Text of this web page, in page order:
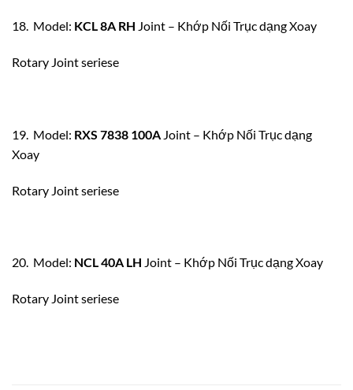
18. Model: KCL 8A RH Joint – Khớp Nối Trục dạng Xoay
Rotary Joint seriese
19. Model: RXS 7838 100A Joint – Khớp Nối Trục dạng
Xoay
Rotary Joint seriese
20. Model: NCL 40A LH Joint – Khớp Nối Trục dạng Xoay
Rotary Joint seriese